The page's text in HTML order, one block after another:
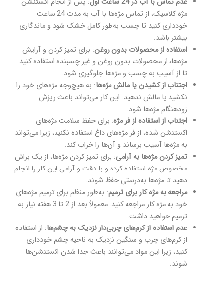
مژه کلاسیک، از تماس مژه‌ها با آب به مدت 24 ساعت
خودداری کنید تا چسب به‌طور کامل خشک شود و ماندگاری
بیشتر باشد.
استفاده از محصولات بدون روغن: برای تمیز کردن و آرایش
مژه‌ها، از محصولات بدون روغن و غیر چسبنده استفاده کنید
تا از آسیب به چسب و مژه‌ها جلوگیری شود.
اجتناب از کشیدن یا مالش مژه‌ها: به هیچ‌وجه مژه‌های خود را
نکشید یا مالش ندهید. این کار می‌تواند باعث ریزش
زودهنگام مژه‌ها شود.
اجتناب از استفاده از فر مژه: برای حفظ سلامت مژه‌های
اکستنشن شده، از فر مژه‌های داغ استفاده نکنید، زیرا می‌تواند
به مژه‌ها آسیب برساند و آن‌ها را خراب کند.
تمیز کردن مژه‌ها به آرامی: برای تمیز کردن مژه‌ها، از یک براش
مخصوص مژه استفاده کرده و با دقت و آرامی این کار را انجام
دهید تا مژه‌ها به‌درستی حفظ شوند.
مراجعه به مژه کار برای ترمیم: به‌طور منظم برای ترمیم مژه‌های
خود به مژه کار مراجعه کنید. معمولاً بعد از 2 تا 3 هفته نیاز به
ترمیم خواهید داشت.
عدم استفاده از کرم‌های چربی‌دار نزدیک به چشم‌ها: از استفاده
از کرم‌های چرب و سنگین نزدیک به ناحیه چشم خودداری
کنید، زیرا این مواد می‌توانند باعث جدا شدن اکستنشن‌ها
شوند.